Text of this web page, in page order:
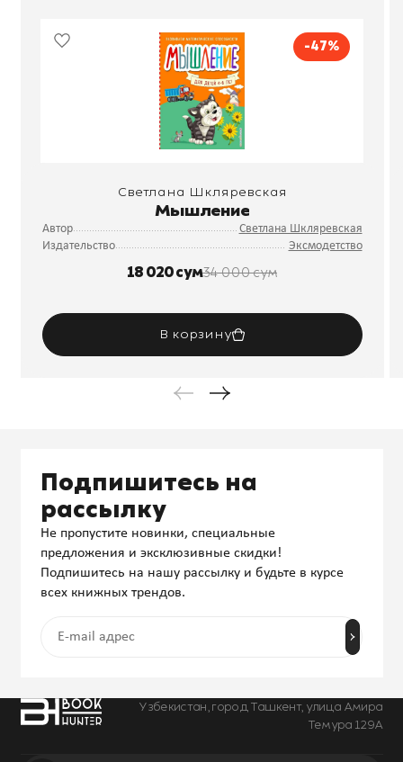
-47%
Светлана Шкляревская
Мышление
Автор
Светлана Шкляревская
Издательство
Эксмодетство
18 020 сум34 000 сум
В корзину
Узбекистан, город Ташкент, улица Амира
Темура 129А
Подпишитесь на
рассылку
Не пропустите новинки, специальные
предложения и эксклюзивные скидки!
Подпишитесь на нашу рассылку и будьте в курсе
всех книжных трендов.